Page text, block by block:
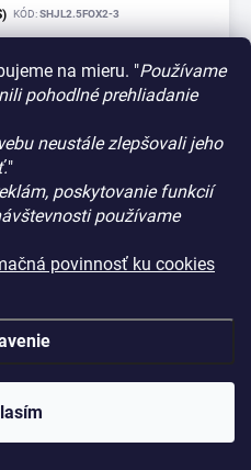
na mieru. "Používame
pohodlné prehliadanie
neustále zlepšovali jeho
"
poskytovanie funkcií
používame
povinnosť ku cookies
správnych dielov pre vaše
máme pre vás
vozidla– Týmto krokom si
produkty.
kopu času a pomôžu nájsť
sekúnd.
KÓD:SHJL2.5FOX2-3